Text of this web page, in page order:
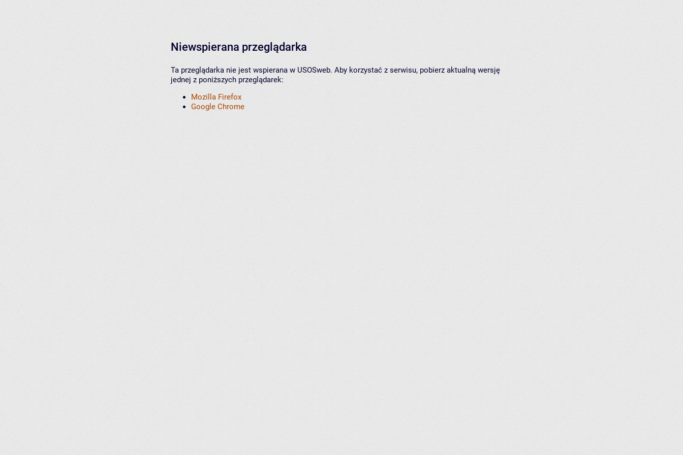
Niewspierana przeglądarka
Ta przeglądarka nie jest wspierana w USOSweb. Aby korzystać z serwisu, pobierz aktualną wersję
jednej z poniższych przeglądarek:
Mozilla Firefox
Google Chrome